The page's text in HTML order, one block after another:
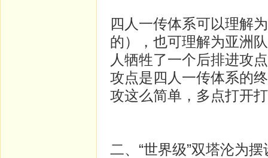
四人一传体系可以理解
的），也可理解为亚洲
人牺牲了一个后排进攻
攻点是四人一传体系的
攻这么简单，多点打开
二、“世界级”双塔沦为